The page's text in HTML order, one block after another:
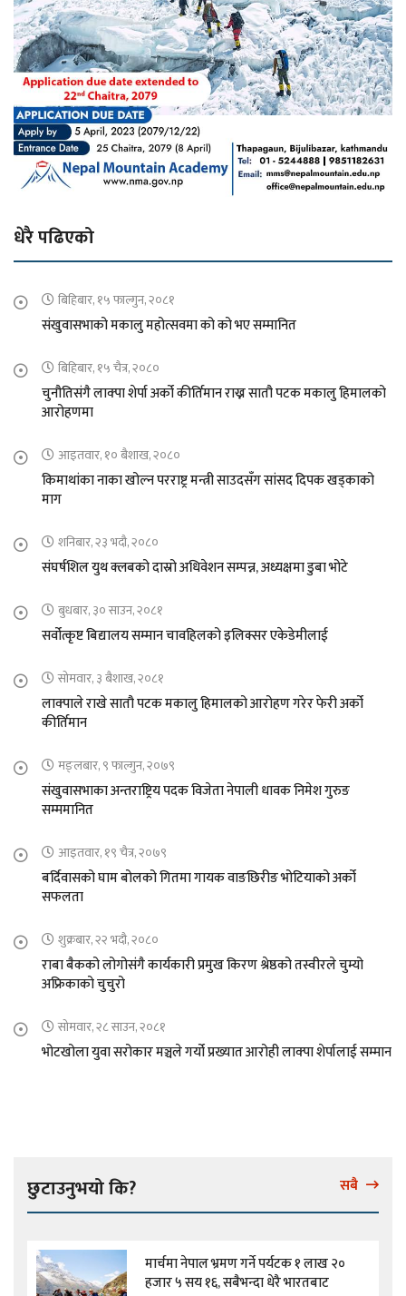
धेरै पढिएको
बिहिबार, १५ फाल्गुन, २०८१
संखुवासभाको मकालु महोत्सवमा को को भए सम्मानित
बिहिबार, १५ चैत्र, २०८०
चुनौतिसंगै लाक्पा शेर्पा अर्को कीर्तिमान राख्न सातौ पटक मकालु हिमालको
आरोहणमा
आइतवार, १० बैशाख, २०८०
किमाथांका नाका खोल्न परराष्ट्र मन्त्री साउदसँग सांसद दिपक खड्काको
माग
शनिबार, २३ भदौ, २०८०
संघर्षशिल युथ क्लबको दास्रो अधिवेशन सम्पन्न, अध्यक्षमा डुबा भोटे
बुधबार, ३० साउन, २०८१
सर्वोत्कृष्ट बिद्यालय सम्मान चावहिलको इलिक्सर एकेडेमीलाई
सोमवार, ३ बैशाख, २०८१
लाक्पाले राखे सातौ पटक मकालु हिमालको आरोहण गरेर फेरी अर्को
कीर्तिमान
मङ्लबार, ९ फाल्गुन, २०७९
संखुवासभाका अन्तराष्ट्रिय पदक विजेता नेपाली धावक निमेश गुरुङ
सम्ममानित
आइतवार, १९ चैत्र, २०७९
बर्दिवासको घाम बोलको गितमा गायक वाङछिरीङ भोटियाको अर्को
सफलता
शुक्रबार, २२ भदौ, २०८०
राबा बैकको लोगोसंगै कार्यकारी प्रमुख किरण श्रेष्ठको तस्वीरले चुम्यो
अफ्रिकाको चुचुरो
सोमवार, २८ साउन, २०८१
भोटखोला युवा सरोकार मञ्चले गर्यो प्रख्यात आरोही लाक्पा शेर्पालाई सम्मान
छुटाउनुभयो कि? सबै
मार्चमा नेपाल भ्रमण गर्ने पर्यटक १ लाख २०
हजार ५ सय १६, सबैभन्दा धेरै भारतबाट